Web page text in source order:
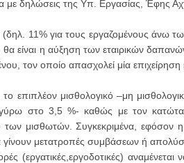
δηλώσεις της Υπ. Εργασίας, Έφης
11% για τους εργαζομένους άνω
είναι η αύξηση των εταιρικών
τον οποίο απασχολεί μία
επιπλέον μισθολογικό –μη
γύρω στο 3,5 %- καθώς με τον
των μισθωτών. Συγκεκριμένα, εφόσον
γίνουν μετατροπές συμβάσεων ή
(εργατικές,εργοδοτικές)